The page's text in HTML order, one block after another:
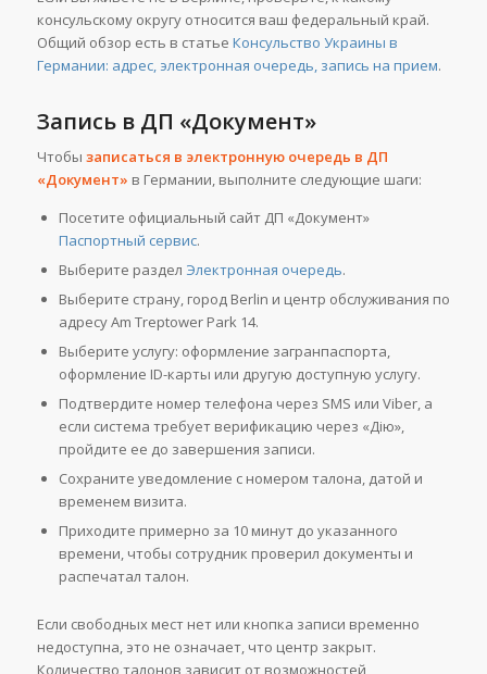
консульскому округу относится ваш федеральный край.
Общий обзор есть в статье Консульство Украины в
Германии: адрес, электронная очередь, запись на прием.
Запись в ДП «Документ»
Чтобы записаться в электронную очередь в ДП
«Документ» в Германии, выполните следующие шаги:
Посетите официальный сайт ДП «Документ»
Паспортный сервис.
Выберите раздел Электронная очередь.
Выберите страну, город Berlin и центр обслуживания по
адресу Am Treptower Park 14.
Выберите услугу: оформление загранпаспорта,
оформление ID-карты или другую доступную услугу.
Подтвердите номер телефона через SMS или Viber, а
если система требует верификацию через «Дію»,
пройдите ее до завершения записи.
Сохраните уведомление с номером талона, датой и
временем визита.
Приходите примерно за 10 минут до указанного
времени, чтобы сотрудник проверил документы и
распечатал талон.
Если свободных мест нет или кнопка записи временно
недоступна, это не означает, что центр закрыт.
Количество талонов зависит от возможностей